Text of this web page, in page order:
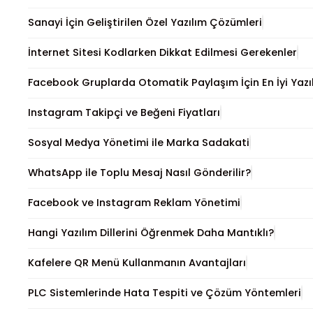
Sanayi İçin Geliştirilen Özel Yazılım Çözümleri
İnternet Sitesi Kodlarken Dikkat Edilmesi Gerekenler
Facebook Gruplarda Otomatik Paylaşım İçin En İyi
Instagram Takipçi ve Beğeni Fiyatları
Sosyal Medya Yönetimi ile Marka Sadakati
WhatsApp ile Toplu Mesaj Nasıl Gönderilir?
Facebook ve Instagram Reklam Yönetimi
Hangi Yazılım Dillerini Öğrenmek Daha Mantıklı?
Kafelere QR Menü Kullanmanın Avantajları
PLC Sistemlerinde Hata Tespiti ve Çözüm Yöntemleri